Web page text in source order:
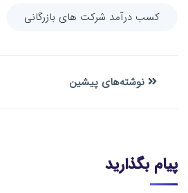
کسب درآمد شرکت های بازرگانی
نوشته‌های پیشین
پیام بگذارید